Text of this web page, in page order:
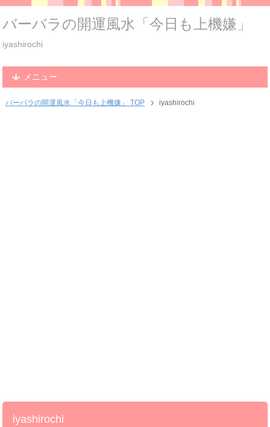
バーバラの開運風水「今日も上機嫌」
iyashirochi
メニュー
バーバラの開運風水「今日も上機嫌」 TOP iyashirochi
iyashirochi